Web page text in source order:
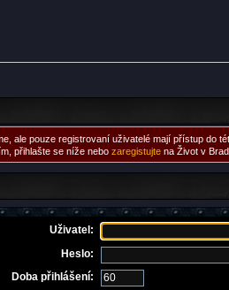
ale pouze registrovaní uživatelé mají přístup do
přihlašte se níže nebo zaregistujte na Život v
Uživatel:
Heslo:
Doba přihlášení: